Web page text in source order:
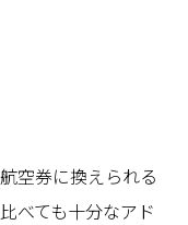
空券に換えられる
べても十分なアド